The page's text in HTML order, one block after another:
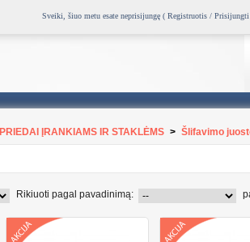
Sveiki, šiuo metu esate neprisijungę ( Registruotis / Prisijungti
PRIEDAI ĮRANKIAMS IR STAKLĖMS > Šlifavimo
Rikiuoti pagal pavadinimą: